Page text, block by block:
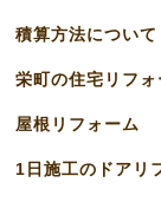
積算方法について
栄町の住宅リフ
屋根リフォーム
1日施工のドアリ